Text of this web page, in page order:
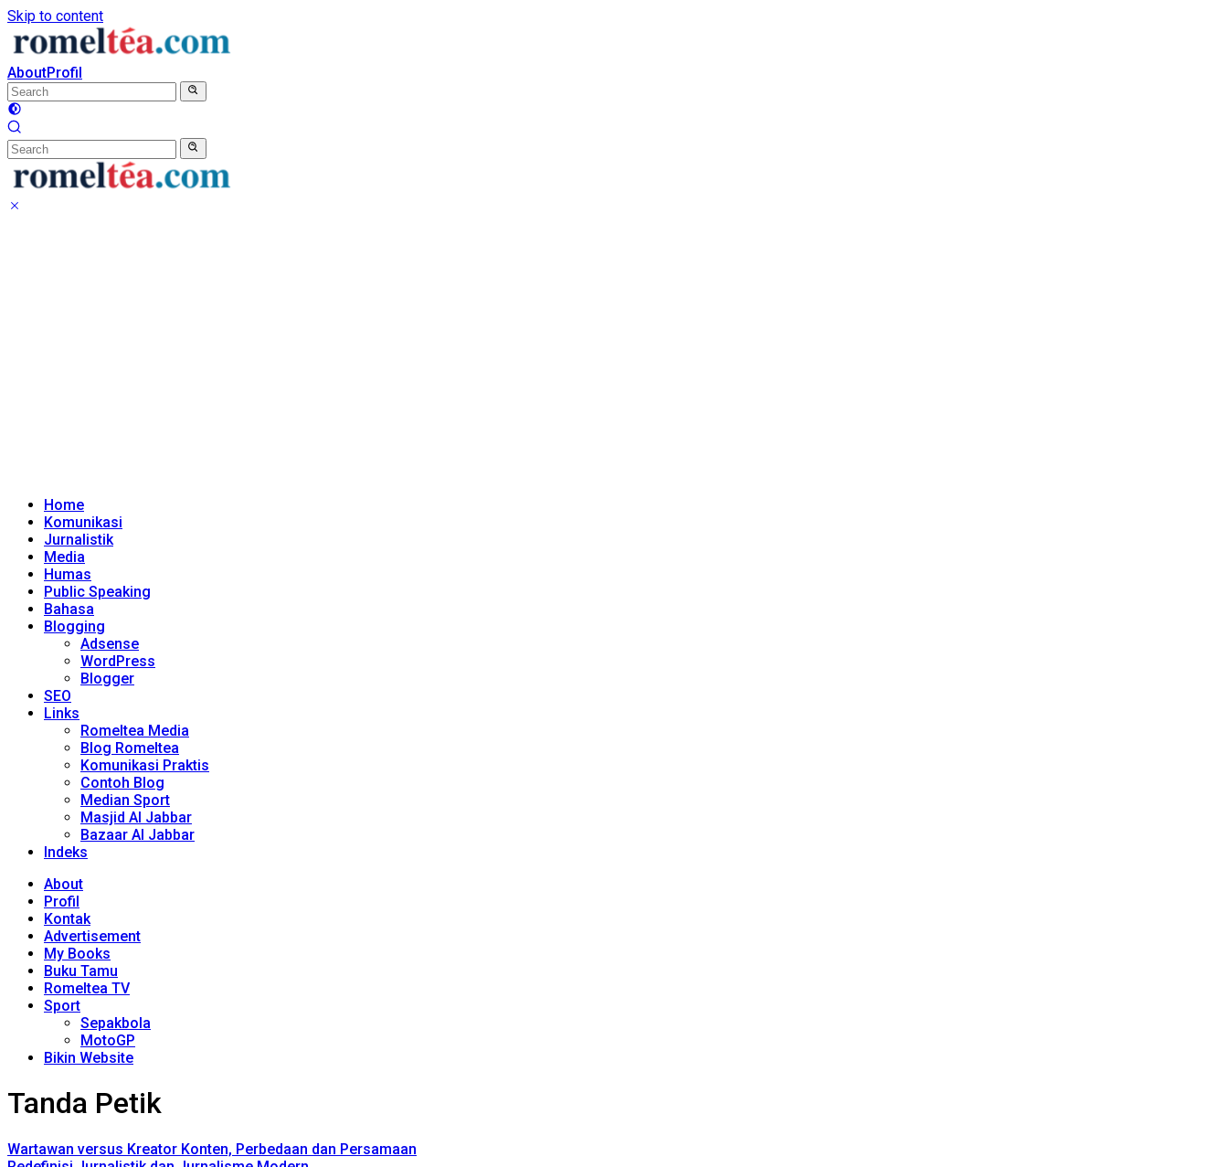
Skip to content
AboutProfil
Home
Komunikasi
Jurnalistik
Media
Humas
Public Speaking
Bahasa
Blogging
Adsense
WordPress
Blogger
SEO
Links
Romeltea Media
Blog Romeltea
Komunikasi Praktis
Contoh Blog
Median Sport
Masjid Al Jabbar
Bazaar Al Jabbar
Indeks
About
Profil
Kontak
Advertisement
My Books
Buku Tamu
Romeltea TV
Sport
Sepakbola
MotoGP
Bikin Website
Tanda Petik
Wartawan versus Kreator Konten, Perbedaan dan Persamaan